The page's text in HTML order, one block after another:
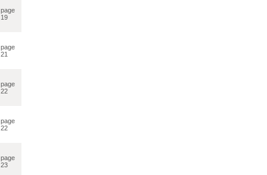
page
19
page
21
page
22
page
22
page
23